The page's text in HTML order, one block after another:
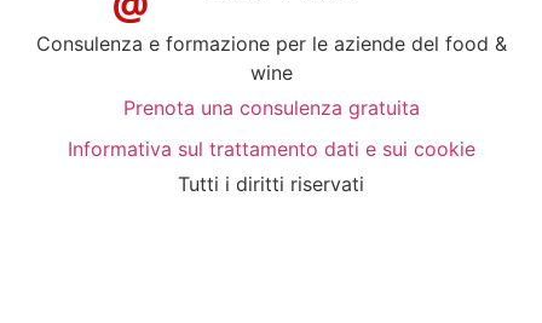
Consulenza e formazione per le aziende del food &
wine
Prenota una consulenza gratuita
Informativa sul trattamento dati e sui cookie
Tutti i diritti riservati